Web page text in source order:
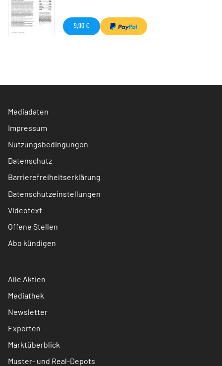
9,90 €
Mediadaten
Impressum
Nutzungsbedingungen
Datenschutz
Barrierefreiheitserklärung
Datenschutzeinstellungen
Videotext
Offene Stellen
Abo kündigen
Alle Aktien
Mediathek
Newsletter
Experten
Marktüberblick
Muster- und Real-Depots